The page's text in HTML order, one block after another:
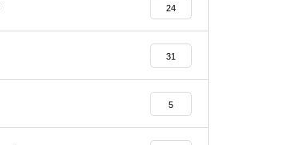
24
31
5